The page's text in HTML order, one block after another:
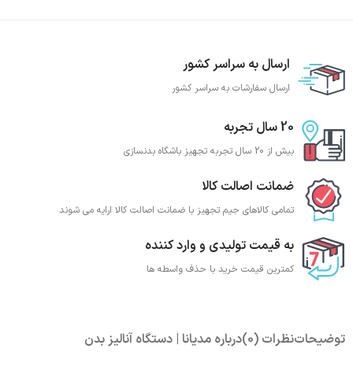
ارسال به سراسر کشور
ارسال سفارشات به سراسر کشور
20 سال تجربه
بیش از 20 سال تجربه تجهیز باشگاه بدنسازی
ضمانت اصالت کالا
تمامی کالاهای جیم تجهیز با ضمانت اصالت کالا ارایه می شوند
به قیمت تولیدی و وارد کننده
کمترین قیمت خرید با حذف واسطه ها
توضیحاتنظرات (0) درباره مدیانا | دستگاه آنالیز بدن